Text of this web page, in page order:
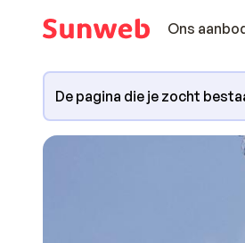
Ons
De pagina die je zocht